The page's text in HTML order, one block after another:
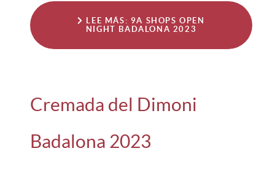
LEE MÁS: 9A SHOPS OPEN
NIGHT BADALONA 2023
Cremada del Dimoni
Badalona 2023